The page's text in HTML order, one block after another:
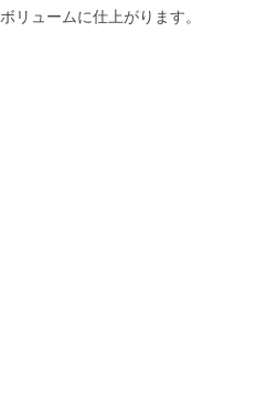
リュームに仕上がります。